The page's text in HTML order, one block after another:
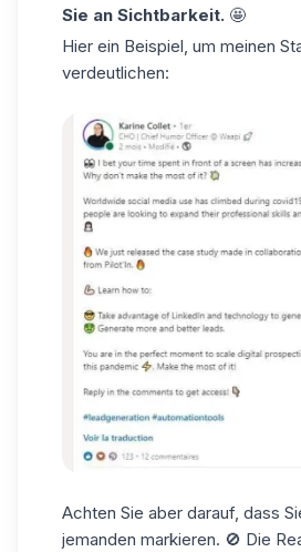
Sie an Sichtbarkeit. 🤩
Hier ein Beispiel, um meinen
verdeutlichen:
Achten Sie aber darauf, dass
jemanden markieren. 🚫 Die